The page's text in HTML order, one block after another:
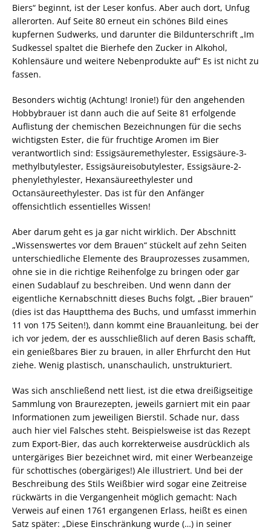
Biers“ beginnt, ist der Leser konfus. Aber auch dort, Unfug
allerorten. Auf Seite 80 erneut ein schönes Bild eines
kupfernen Sudwerks, und darunter die Bildunterschrift „Im
Sudkessel spaltet die Bierhefe den Zucker in Alkohol,
Kohlensäure und weitere Nebenprodukte auf“ Es ist nicht zu
fassen.
Besonders wichtig (Achtung! Ironie!) für den angehenden
Hobbybrauer ist dann auch die auf Seite 81 erfolgende
Auflistung der chemischen Bezeichnungen für die sechs
wichtigsten Ester, die für fruchtige Aromen im Bier
verantwortlich sind: Essigsäuremethylester, Essigsäure-3-
methylbutylester, Essigsäureisobutylester, Essigsäure-2-
phenylethylester, Hexansäureethylester und
Octansäureethylester. Das ist für den Anfänger
offensichtlich essentielles Wissen!
Aber darum geht es ja gar nicht wirklich. Der Abschnitt
„Wissenswertes vor dem Brauen“ stückelt auf zehn Seiten
unterschiedliche Elemente des Brauprozesses zusammen,
ohne sie in die richtige Reihenfolge zu bringen oder gar
einen Sudablauf zu beschreiben. Und wenn dann der
eigentliche Kernabschnitt dieses Buchs folgt, „Bier brauen“
(dies ist das Hauptthema des Buchs, und umfasst immerhin
11 von 175 Seiten!), dann kommt eine Brauanleitung, bei der
ich vor jedem, der es ausschließlich auf deren Basis schafft,
ein genießbares Bier zu brauen, in aller Ehrfurcht den Hut
ziehe. Wenig plastisch, unanschaulich, unstrukturiert.
Was sich anschließend nett liest, ist die etwa dreißigseitige
Sammlung von Braurezepten, jeweils garniert mit ein paar
Informationen zum jeweiligen Bierstil. Schade nur, dass
auch hier viel Falsches steht. Beispielsweise ist das Rezept
zum Export-Bier, das auch korrekterweise ausdrücklich als
untergäriges Bier bezeichnet wird, mit einer Werbeanzeige
für schottisches (obergäriges!) Ale illustriert. Und bei der
Beschreibung des Stils Weißbier wird sogar eine Zeitreise
rückwärts in die Vergangenheit möglich gemacht: Nach
Verweis auf einen 1761 ergangenen Erlass, heißt es einen
Satz später: „Diese Einschränkung wurde (…) in seiner